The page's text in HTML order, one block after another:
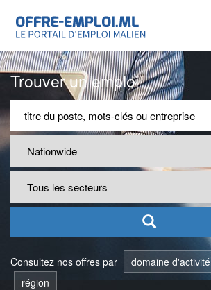
Trouver un emploi
Consultez nos offres par domaine d'activité
région